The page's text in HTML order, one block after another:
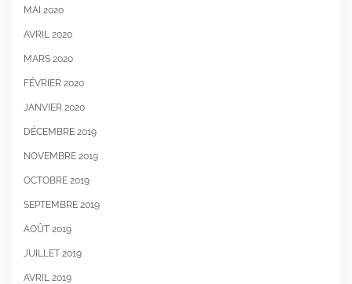
MAI 2020
AVRIL 2020
MARS 2020
FÉVRIER 2020
JANVIER 2020
DÉCEMBRE 2019
NOVEMBRE 2019
OCTOBRE 2019
SEPTEMBRE 2019
AOÛT 2019
JUILLET 2019
AVRIL 2019